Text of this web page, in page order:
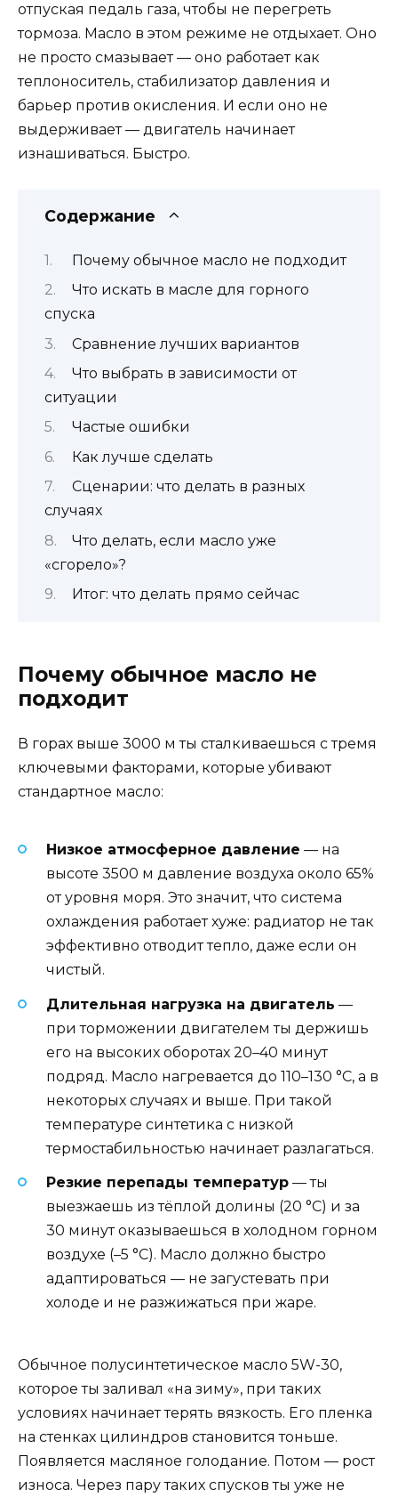
отпуская педаль газа, чтобы не перегреть
тормоза. Масло в этом режиме не отдыхает. Оно
не просто смазывает — оно работает как
теплоноситель, стабилизатор давления и
барьер против окисления. И если оно не
выдерживает — двигатель начинает
изнашиваться. Быстро.
Содержание
Почему обычное масло не подходит
Что искать в масле для горного
спуска
Сравнение лучших вариантов
Что выбрать в зависимости от
ситуации
Частые ошибки
Как лучше сделать
Сценарии: что делать в разных
случаях
Что делать, если масло уже
«сгорело»?
Итог: что делать прямо сейчас
Почему обычное масло не
подходит
В горах выше 3000 м ты сталкиваешься с тремя
ключевыми факторами, которые убивают
стандартное масло:
Низкое атмосферное давление — на
высоте 3500 м давление воздуха около 65%
от уровня моря. Это значит, что система
охлаждения работает хуже: радиатор не так
эффективно отводит тепло, даже если он
чистый.
Длительная нагрузка на двигатель —
при торможении двигателем ты держишь
его на высоких оборотах 20–40 минут
подряд. Масло нагревается до 110–130 °C, а в
некоторых случаях и выше. При такой
температуре синтетика с низкой
термостабильностью начинает разлагаться.
Резкие перепады температур — ты
выезжаешь из тёплой долины (20 °C) и за
30 минут оказываешься в холодном горном
воздухе (–5 °C). Масло должно быстро
адаптироваться — не загустевать при
холоде и не разжижаться при жаре.
Обычное полусинтетическое масло 5W-30,
которое ты заливал «на зиму», при таких
условиях начинает терять вязкость. Его пленка
на стенках цилиндров становится тоньше.
Появляется масляное голодание. Потом — рост
износа. Через пару таких спусков ты уже не